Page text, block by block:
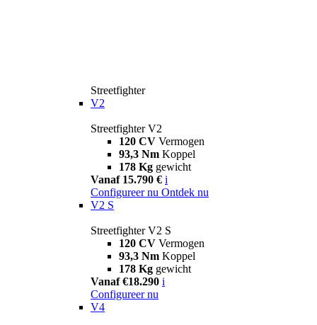
Streetfighter
V2
Streetfighter V2
120 CV Vermogen
93,3 Nm Koppel
178 Kg gewicht
Vanaf 15.790 € i
Configureer nu Ontdek nu
V2 S
Streetfighter V2 S
120 CV Vermogen
93,3 Nm Koppel
178 Kg gewicht
Vanaf €18.290 i
Configureer nu
V4